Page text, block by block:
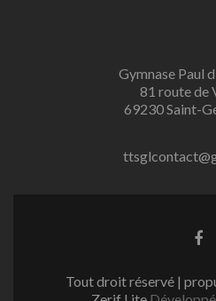
Gymnase Paul
81 route de
69230 Saint-
Lien
Tout droit réservé |